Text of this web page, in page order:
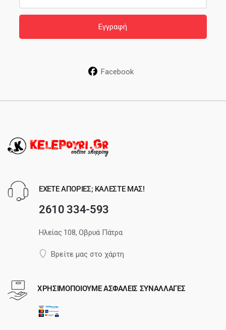
l
Εγγραφή
Facebook
ΕΧΕΤΕ ΑΠΟΡΙΕΣ; ΚΑΛΕΣΤΕ ΜΑΣ!
2610 334-593
Ηλείας 108, Οβρυά Πάτρα
Βρείτε μας στο χάρτη
ΧΡΗΣΙΜΟΠΟΙΟΥΜΕ ΑΣΦΑΛΕΙΣ ΣΥΝΑΛΛΑΓΕΣ